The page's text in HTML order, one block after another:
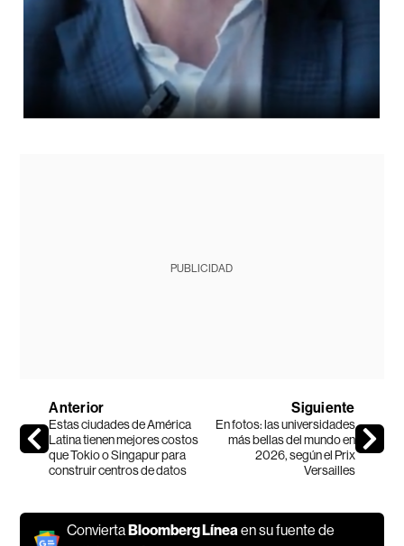
PUBLICIDAD
Anterior
Estas ciudades de América
Latina tienen mejores costos
que Tokio o Singapur para
construir centros de datos
Siguiente
En fotos: las universidades
más bellas del mundo en
2026, según el Prix
Versailles
ConviertaBloomberg Línea en su fuente de